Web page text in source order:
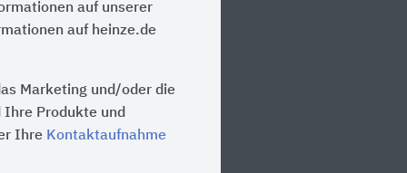
auf unserer
auf heinze.de
Marketing und/oder die
Produkte und
Ihre Kontaktaufnahme